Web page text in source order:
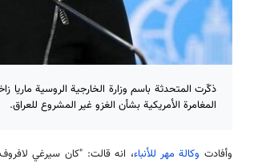
ذكّرت المتحدثة باسم وزارة الخارجية الروسية ماريا
المغامرة الأمريكية بشأن الغزو غير المشروع للعراق.
وأفادت وكالة مهر للأنباء، انه قالت: "كان سيرغي